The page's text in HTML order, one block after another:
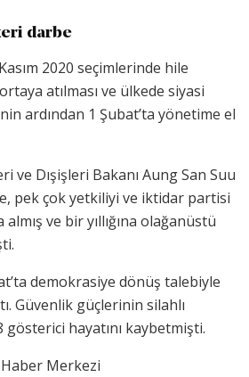
darbe
2020 seçimlerinde hile
ortaya atılması ve ülkede siyasi
ardından 1 Şubat’ta yönetime el
ve Dışişleri Bakanı Aung San Suu
pek çok yetkiliyi ve iktidar partisi
ve bir yıllığına olağanüstü
demokrasiye dönüş talebiyle
Güvenlik güçlerinin silahlı
hayatını kaybetmişti.
Merkezi